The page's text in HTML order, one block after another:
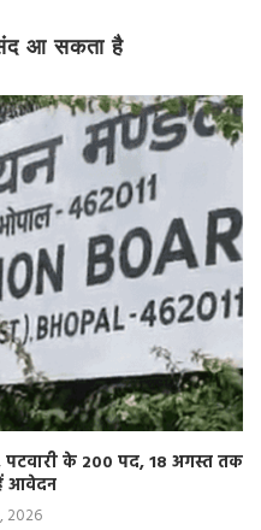
आ सकता है
पटवारी के 200 पद, 18 अगस्त तक
आवेदन
2026